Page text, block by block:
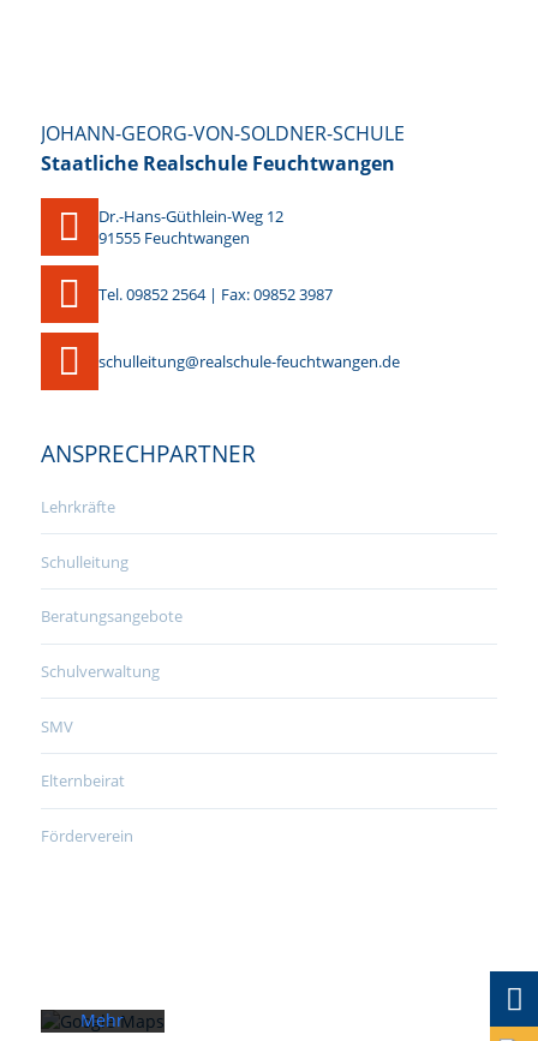
JOHANN-GEORG-VON-SOLDNER-SCHULE
Staatliche Realschule Feuchtwangen
Dr.-Hans-Güthlein-Weg 12
91555 Feuchtwangen
Tel. 09852 2564 | Fax: 09852 3987
schulleitung@realschule-feuchtwangen.de
ANSPRECHPARTNER
Lehrkräfte
Schulleitung
Beratungsangebote
Schulverwaltung
SMV
Elternbeirat
Förderverein
Mit dem
Mehr